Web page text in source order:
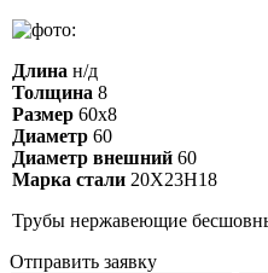
Длина н/д
Толщина 8
Размер 60х8
Диаметр 60
Диаметр внешний 60
Марка стали 20Х23Н18
Трубы нержавеющие
Отправить заявку